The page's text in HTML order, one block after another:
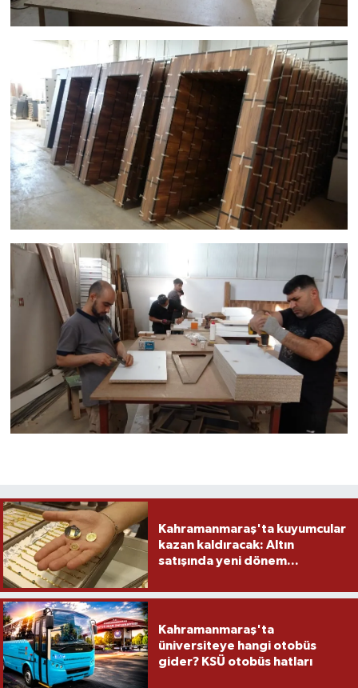
Kahramanmaraş'ta kuyumcular
kazan kaldıracak: Altın
satışında yeni dönem...
Kahramanmaraş'ta
üniversiteye hangi otobüs
gider? KSÜ otobüs hatları